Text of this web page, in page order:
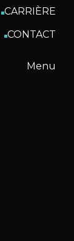
CARRIÈRE
CONTACT
Menu